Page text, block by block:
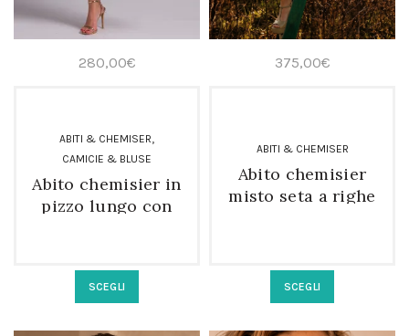
280,00€
ABITI & CHEMISER,
CAMICIE & BLUSE
Abito chemisier in
pizzo lungo con
SCEGLI
375,00€
ABITI & CHEMISER
Abito chemisier
misto seta a righe
SCEGLI